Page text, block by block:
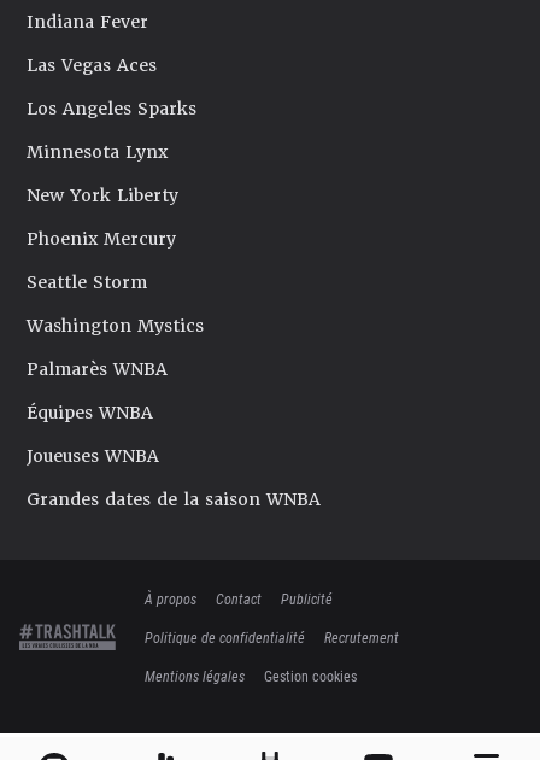
Indiana Fever
Las Vegas Aces
Los Angeles Sparks
Minnesota Lynx
New York Liberty
Phoenix Mercury
Seattle Storm
Washington Mystics
Palmarès WNBA
Équipes WNBA
Joueuses WNBA
Grandes dates de la saison WNBA
À propos Contact
Publicité
Politique de confidentialité
Recrutement
Mentions légales
Gestion cookies